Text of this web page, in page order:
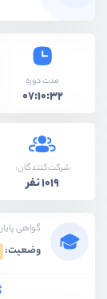
مدت دوره
07:10:32
شرکت‌کنندگان:
1019 نفر
گواهی
وضعیت: